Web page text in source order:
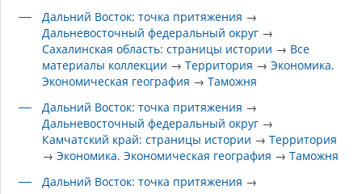
Дальний Восток: точка притяжения →
Дальневосточный федеральный округ →
Сахалинская область: страницы истории → Все
материалы коллекции →Территория →Экономика.
Экономическая география →Таможня
Дальний Восток: точка притяжения →
Дальневосточный федеральный округ →
Камчатский край: страницы истории →Территория
→Экономика. Экономическая география →Таможня
Дальний Восток: точка притяжения →